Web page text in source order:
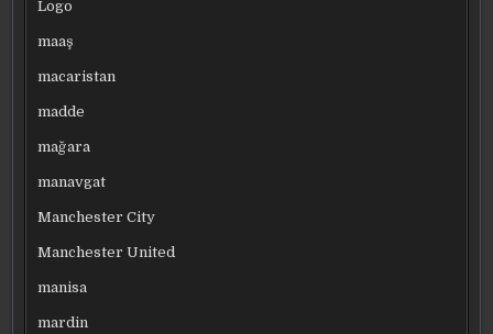
Logo
maaş
macaristan
madde
mağara
manavgat
Manchester City
Manchester United
manisa
mardin